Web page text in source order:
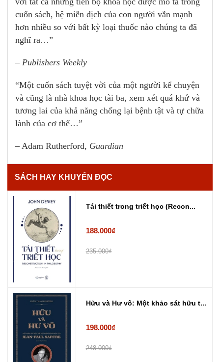
cuốn sách, hệ miễn dịch của con người vẫn mạnh
hơn nhiều so với bất kỳ loại thuốc nào chúng ta đã
nghĩ ra…”
– Publishers Weekly
“Một cuốn sách tuyệt vời của một người kể chuyện
và cũng là nhà khoa học tài ba, xem xét quá khứ và
tương lai của khả năng chống lại bệnh tật và tự chữa
lành của cơ thể…”
– Adam Rutherford, Guardian
SÁCH HAY KHUYẾN ĐỌC
Tái thiết trong triết học (Recon...
188.000₫
235.000₫
Hữu và Hư vô: Một khảo sát hữu t...
198.000₫
248.000₫